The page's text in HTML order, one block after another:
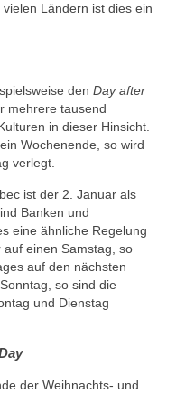
Ländern ist dies ein
denDay after
mehrere tausend
in dieser Hinsicht.
Wochenende, so wird
verlegt.
ist der 2. Januar als
Banken und
eine ähnliche Regelung
einen Samstag, so
auf den nächsten
so sind die
und Dienstag
der Weihnachts- und